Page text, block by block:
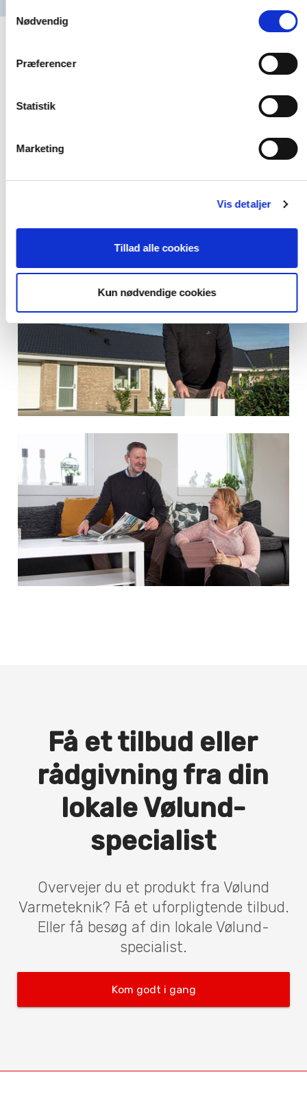
Nødvendig
Præferencer
Statistik
Marketing
Vis detaljer
Tillad alle cookies
Kun nødvendige cookies
Få et tilbud eller
rådgivning fra din
lokale Vølund-
specialist
Overvejer du et produkt fra Vølund
Varmeteknik? Få et uforpligtende tilbud.
Eller få besøg af din lokale Vølund-
specialist.
Kom godt i gang